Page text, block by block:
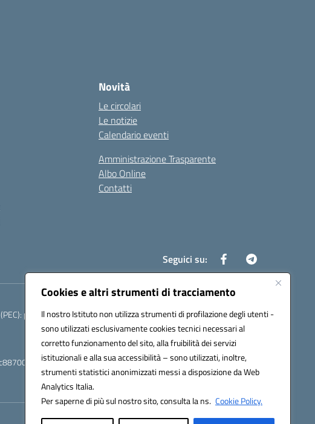
Cookies e altri strumenti di tracciamento
Il nostro Istituto non utilizza strumenti di profilazione degli utenti -
sono utilizzati esclusivamente cookies tecnici necessari al
corretto funzionamento del sito, alla fruibilità dei servizi
istituzionali e alla sua accessibilità – sono utilizzati, inoltre,
strumenti statistici anonimizzati messi a disposizione da Web
Analytics Italia.
Per saperne di più sul nostro sito, consulta la ns. Cookie Policy.
Novità
Le circolari
Le notizie
Calendario eventi
Amministrazione Trasparente
Albo Online
Contatti
Seguici su:
paic88700d@pec.istruzione.it